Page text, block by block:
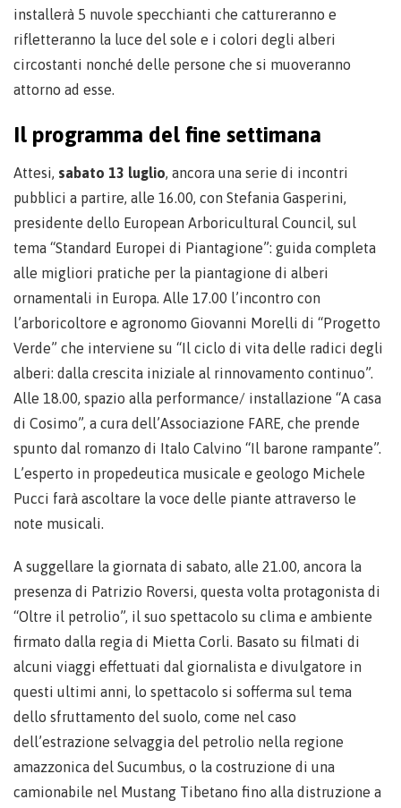
installerà 5 nuvole specchianti che cattureranno e
rifletteranno la luce del sole e i colori degli alberi
circostanti nonché delle persone che si muoveranno
attorno ad esse.
Il programma del fine settimana
Attesi, sabato 13 luglio, ancora una serie di incontri
pubblici a partire, alle 16.00, con Stefania Gasperini,
presidente dello European Arboricultural Council, sul
tema “Standard Europei di Piantagione”: guida completa
alle migliori pratiche per la piantagione di alberi
ornamentali in Europa. Alle 17.00 l’incontro con
l’arboricoltore e agronomo Giovanni Morelli di “Progetto
Verde” che interviene su “Il ciclo di vita delle radici degli
alberi: dalla crescita iniziale al rinnovamento continuo”.
Alle 18.00, spazio alla performance/ installazione “A casa
di Cosimo”, a cura dell’Associazione FARE, che prende
spunto dal romanzo di Italo Calvino “Il barone rampante”.
L’esperto in propedeutica musicale e geologo Michele
Pucci farà ascoltare la voce delle piante attraverso le
note musicali.
A suggellare la giornata di sabato, alle 21.00, ancora la
presenza di Patrizio Roversi, questa volta protagonista di
“Oltre il petrolio”, il suo spettacolo su clima e ambiente
firmato dalla regia di Mietta Corli. Basato su filmati di
alcuni viaggi effettuati dal giornalista e divulgatore in
questi ultimi anni, lo spettacolo si sofferma sul tema
dello sfruttamento del suolo, come nel caso
dell’estrazione selvaggia del petrolio nella regione
amazzonica del Sucumbus, o la costruzione di una
camionabile nel Mustang Tibetano fino alla distruzione a